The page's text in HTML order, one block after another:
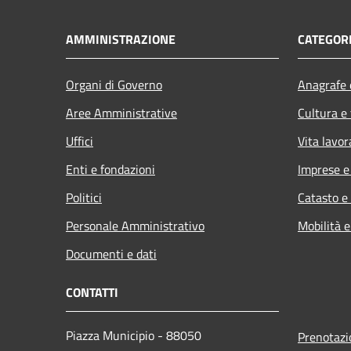
AMMINISTRAZIONE
Organi di Governo
Aree Amministrative
Uffici
Enti e fondazioni
Politici
Personale Amministrativo
Documenti e dati
Cultura
Vita
Imprese
Catasto
Mobilità
CONTATTI
Piazza Municipio - 88050